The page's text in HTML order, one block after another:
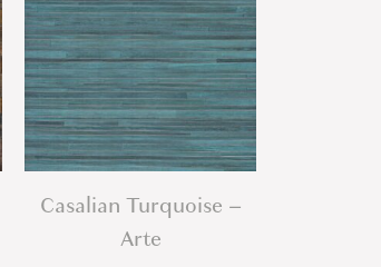
Casalian Turquoise –
Arte